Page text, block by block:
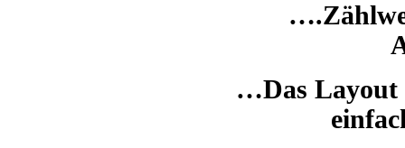
…Das Layout